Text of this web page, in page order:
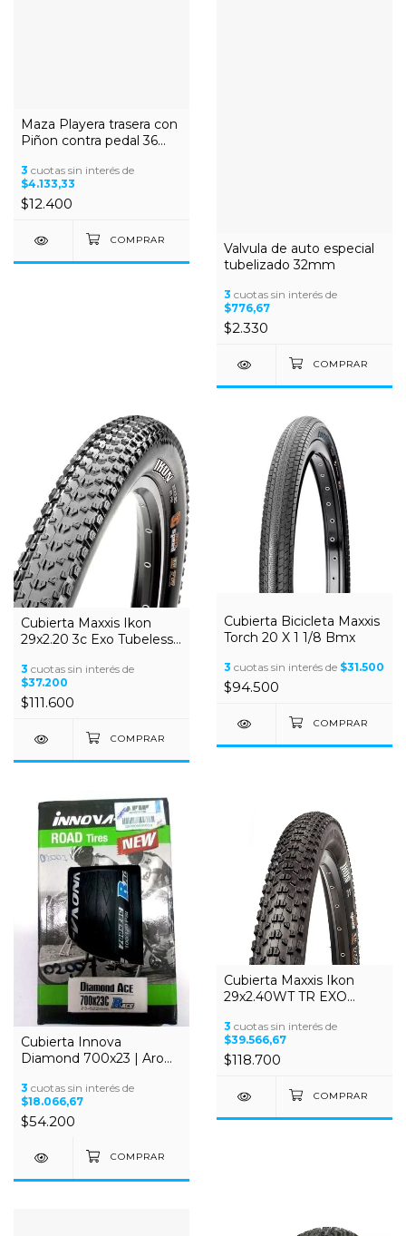
Maza Playera trasera con
Piñon contra pedal 36
3 cuotas sin interés de
$4.133,33
$12.400
Valvula de auto especial
tubelizado 32mm
3 cuotas sin interés de
$776,67
$2.330
Cubierta Maxxis Ikon
29x2.20 3c Exo Tubeless
3 cuotas sin interés de
$37.200
$111.600
Cubierta Bicicleta Maxxis
Torch 20 X 1 1/8 Bmx
3 cuotas sin interés de $31.500
$94.500
Cubierta Innova
Diamond 700x23 | Aro
y Rápida
3 cuotas sin interés de
$18.066,67
$54.200
Cubierta Maxxis Ikon
29x2.40WT TR EXO
3 cuotas sin interés de
$39.566,67
$118.700